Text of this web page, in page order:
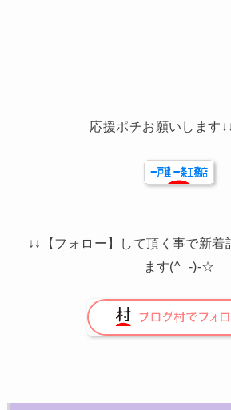
応援ポチお願いします
↓↓【フォロー】して頂く事で新着
ます(^_-)-☆